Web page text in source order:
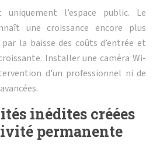
uniquement l’espace public. Le
une croissance encore plus
la baisse des coûts d’entrée et
Installer une caméra Wi-
d’un professionnel ni de
inédites créées
permanente